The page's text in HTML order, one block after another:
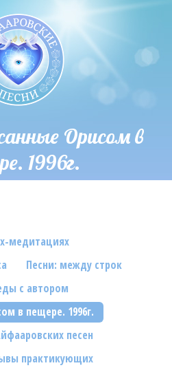
Орисом в
1996г.
медитациях
Песни: между строк
с автором
в пещере. 1996г.
песен
практикующих